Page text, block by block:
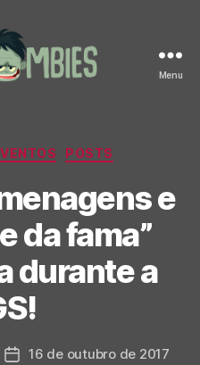
Menu
CategoriasPOSTS
e
da fama”
durante a
Data16 de outubro de 2017